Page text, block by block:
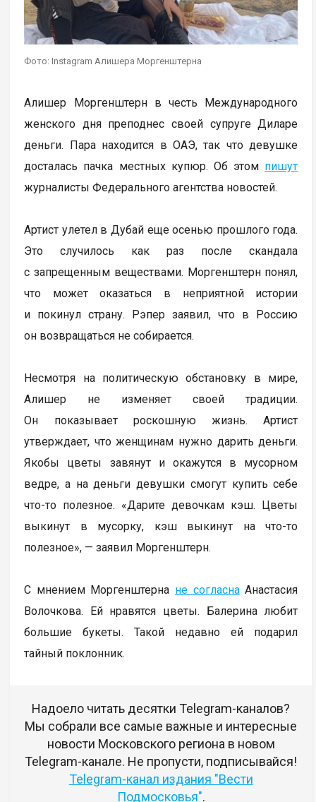
Фото: Instagram Алишера Моргенштерна
Алишер Моргенштерн в честь Международного
женского дня преподнес своей супруге Диларе
деньги. Пара находится в ОАЭ, так что девушке
досталась пачка местных купюр. Об этом пишут
журналисты Федерального агентства новостей.
Артист улетел в Дубай еще осенью прошлого года.
Это случилось как раз после скандала
с запрещенным веществами. Моргенштерн понял,
что может оказаться в неприятной истории
и покинул страну. Рэпер заявил, что в Россию
он возвращаться не собирается.
Несмотря на политическую обстановку в мире,
Алишер не изменяет своей традиции.
Он показывает роскошную жизнь. Артист
утверждает, что женщинам нужно дарить деньги.
Якобы цветы завянут и окажутся в мусорном
ведре, а на деньги девушки смогут купить себе
что-то полезное. «Дарите девочкам кэш. Цветы
выкинут в мусорку, кэш выкинут на что-то
полезное», — заявил Моргенштерн.
С мнением Моргенштерна не согласнаАнастасия
Волочкова. Ей нравятся цветы. Балерина любит
большие букеты. Такой недавно ей подарил
тайный поклонник.
Надоело читать десятки Telegram-каналов?
Мы собрали все самые важные и интересные
новости Московского региона в новом
Telegram-канале. Не пропусти, подписывайся!
Telegram-канал издания "Вести
Подмосковья".